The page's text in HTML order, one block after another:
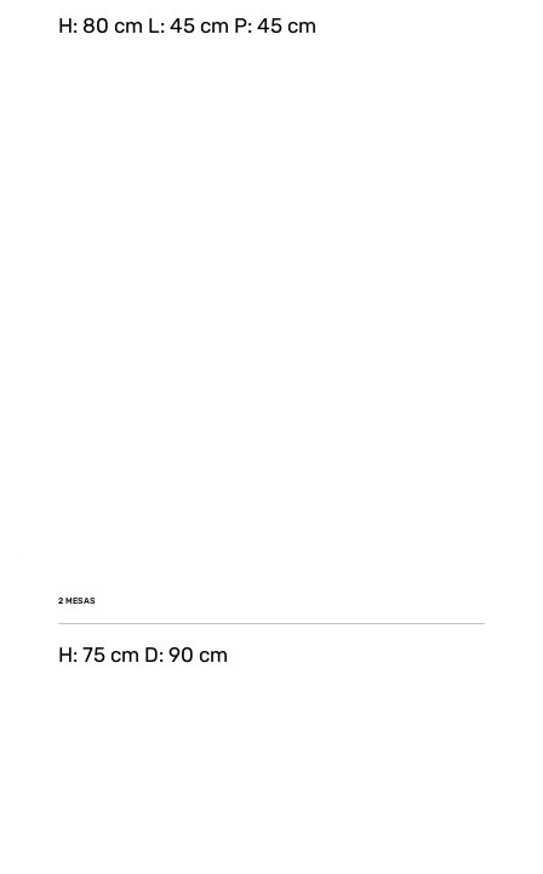
H: 80 cm L: 45 cm P: 45 cm
2 MESAS
H: 75 cm D: 90 cm